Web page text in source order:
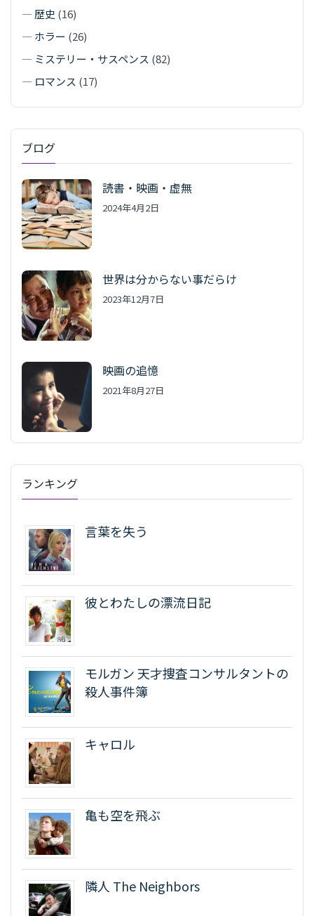
— 歴史 (16)
— ホラー (26)
— ミステリー・サスペンス (82)
— ロマンス (17)
ブログ
読書・映画・虚無
2024年4月2日
世界は分からない事だらけ
2023年12月7日
映画の追憶
2021年8月27日
ランキング
言葉を失う
彼とわたしの漂流日記
モルガン 天才捜査コンサルタントの
殺人事件簿
キャロル
亀も空を飛ぶ
隣人 The Neighbors